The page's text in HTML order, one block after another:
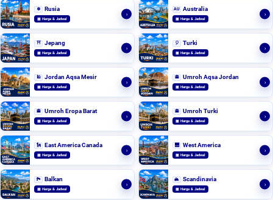
❄️ Rusia
▣ Harga & Jadwal
›
AU Australia
▣ Harga & Jadwal
›
⛩️ Jepang
▣ Harga & Jadwal
›
🎈 Turki
▣ Harga & Jadwal
›
🕌 Jordan Aqsa Mesir
▣ Harga & Jadwal
›
🕋 Umroh Aqsa Jordan
▣ Harga & Jadwal
›
🕋 Umroh Eropa Barat
▣ Harga & Jadwal
›
🕋 Umroh Turki
▣ Harga & Jadwal
›
🗽 East America Canada
▣ Harga & Jadwal
›
🌉 West America
▣ Harga & Jadwal
›
🏞️ Balkan
▣ Harga & Jadwal
›
🏔️ Scandinavia
▣ Harga & Jadwal
›